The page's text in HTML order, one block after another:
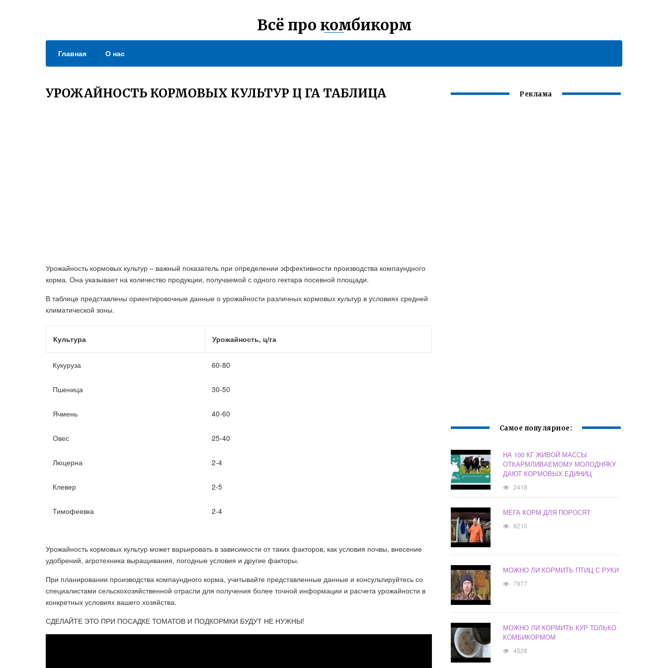
Всё про комбикорм
Главная О нас
УРОЖАЙНОСТЬ КОРМОВЫХ КУЛЬТУР Ц ГА ТАБЛИЦА
Урожайность кормовых культур – важный показатель при определении эффективности производства компаундного
корма. Она указывает на количество продукции, получаемой с одного гектара посевной площади.
В таблице представлены ориентировочные данные о урожайности различных кормовых культур в условиях средней
климатической зоны.
Культура Урожайность, ц/га
Кукуруза 60-80
Пшеница 30-50
Ячмень 40-60
Овес 25-40
Люцерна 2-4
Клевер 2-5
Тимофеевка 2-4
Урожайность кормовых культур может варьировать в зависимости от таких факторов, как условия почвы, внесение
удобрений, агротехника выращивания, погодные условия и другие факторы.
При планировании производства компаундного корма, учитывайте представленные данные и консультируйтесь со
специалистами сельскохозяйственной отрасли для получения более точной информации и расчета урожайности в
конкретных условиях вашего хозяйства.
СДЕЛАЙТЕ ЭТО ПРИ ПОСАДКЕ ТОМАТОВ И ПОДКОРМКИ БУДУТ НЕ НУЖНЫ!
Реклама
Самое популярное:
НА 100 КГ ЖИВОЙ МАССЫ
ОТКАРМЛИВАЕМОМУ МОЛОДНЯКУ
ДАЮТ КОРМОВЫХ ЕДИНИЦ
2418
МЕГА КОРМ ДЛЯ ПОРОСЯТ
8215
МОЖНО ЛИ КОРМИТЬ ПТИЦ С РУКИ
7977
МОЖНО ЛИ КОРМИТЬ КУР ТОЛЬКО
КОМБИКОРМОМ
4528